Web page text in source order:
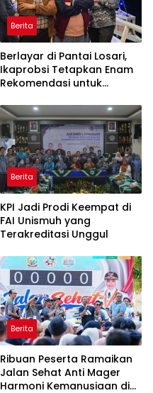
Berita
Berlayar di Pantai Losari,
Ikaprobsi Tetapkan Enam
Rekomendasi untuk
Berita
KPI Jadi Prodi Keempat di
FAI Unismuh yang
Terakreditasi Unggul
Berita
Ribuan Peserta Ramaikan
Jalan Sehat Anti Mager
Harmoni Kemanusiaan di